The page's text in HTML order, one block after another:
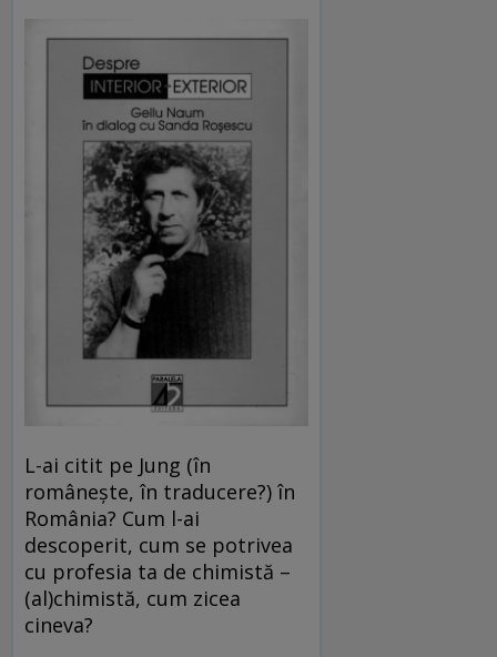
L-ai citit pe Jung (în
românește, în traducere?) în
România? Cum l-ai
descoperit, cum se potrivea
cu profesia ta de chimistă –
(al)chimistă, cum zicea
cineva?